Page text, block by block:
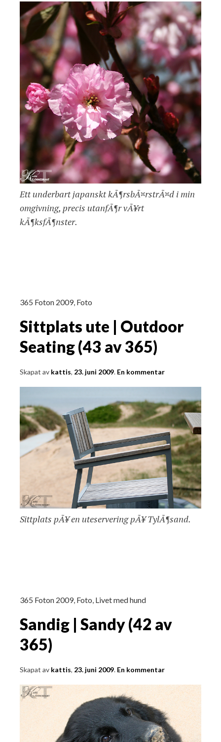
Ett underbart japanskt kÃ¶rsbÃ¤rstrÃ¤d i min
omgivning, precis utanfÃ¶r vÃ¥rt
kÃ¶ksfÃ¶nster.
365 Foton 2009, Foto
Sittplats ute | Outdoor
Seating (43 av 365)
Skapat av kattis, 23. juni 2009. En kommentar
Sittplats pÃ¥ en uteservering pÃ¥ TylÃ¶sand.
365 Foton 2009, Foto Livet med hund
Sandig | Sandy (42 av
365)
Skapat av kattis, 23. juni 2009. En kommentar